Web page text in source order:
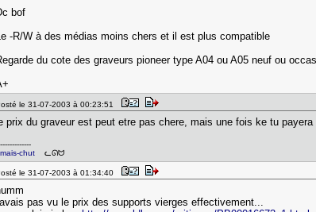
bof
-R/W à des médias moins chers et il est plus compatible
du cote des graveurs pioneer type A04 ou A05 neuf ou
le 31-07-2003 à 00:23:51
prix du graveur est peut etre pas chere, mais une fois ke tu
chut ᓚᘏᗢ
le 31-07-2003 à 01:34:40
pas vu le prix des supports vierges effectivement...